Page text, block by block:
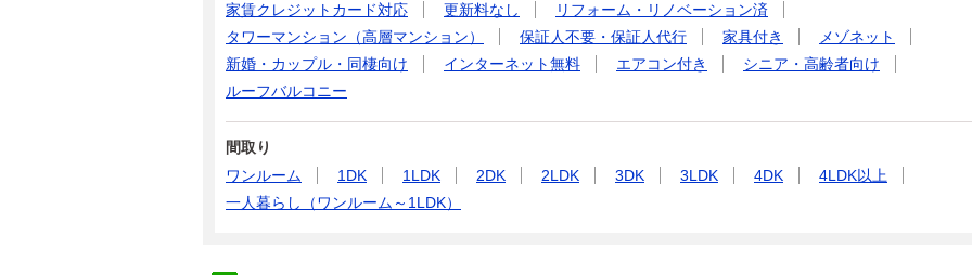
家賃クレジットカード対応
更新料なし
リフォーム・リノベーション済
タワーマンション（高層マンション）
保証人不要・保証人代行 家具付き
メゾネット
新婚・カップル・同棲向け
インターネット無料 エアコン付き
シニア・高齢者向け
ルーフバルコニー
間取り
ワンルーム
1DK 1LDK 2DK 2LDK 3DK 3LDK 4DK
4LDK以上
一人暮らし（ワンルーム～1LDK）